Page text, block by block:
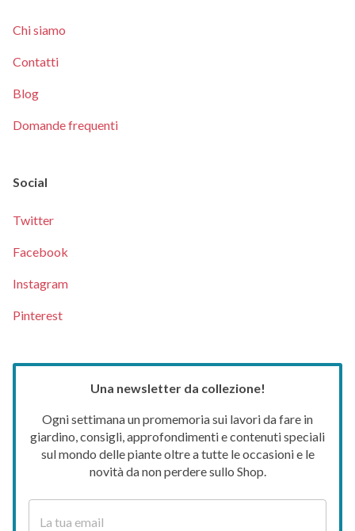
Chi siamo
Contatti
Blog
Domande frequenti
Social
Twitter
Facebook
Instagram
Pinterest
Una newsletter da collezione!
Ogni settimana un promemoria sui lavori da fare in
giardino, consigli, approfondimenti e contenuti speciali
sul mondo delle piante oltre a tutte le occasioni e le
novità da non perdere sullo Shop.